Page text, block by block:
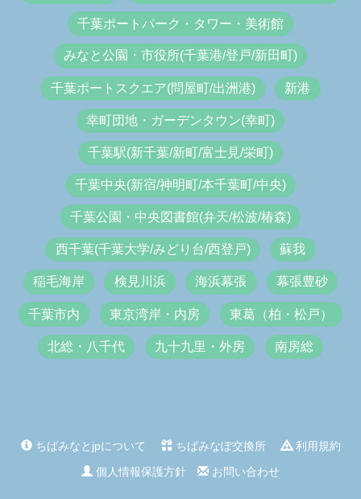
千葉ポートパーク・タワー・美術館
みなと公園・市役所(千葉港/登戸/新田町)
千葉ポートスクエア(問屋町/出洲港) 新港
幸町団地・ガーデンタウン(幸町)
千葉駅(新千葉/新町/富士見/栄町)
千葉中央(新宿/神明町/本千葉町/中央)
千葉公園・中央図書館(弁天/松波/椿森)
西千葉(千葉大学/みどり台/西登戸) 蘇我
稲毛海岸 検見川浜 海浜幕張 幕張豊砂
千葉市内 東京湾岸・内房 東葛（柏・松戸）
北総・八千代 九十九里・外房 南房総
ちばみなとjpについて ちばみなぽ交換所
利用規約
個人情報保護方針
お問い合わせ